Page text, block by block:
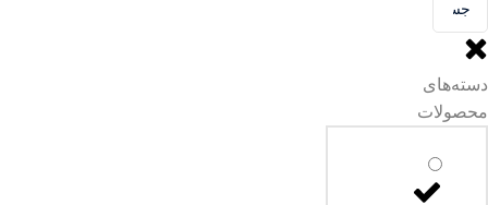
دسته‌های
محصولات